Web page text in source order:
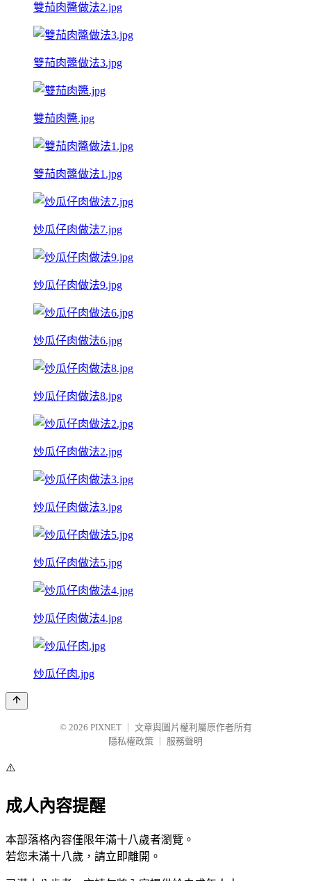
雙茄肉醬做法2.jpg
雙茄肉醬做法3.jpg
雙茄肉醬.jpg
雙茄肉醬做法1.jpg
炒瓜仔肉做法7.jpg
炒瓜仔肉做法9.jpg
炒瓜仔肉做法6.jpg
炒瓜仔肉做法8.jpg
炒瓜仔肉做法2.jpg
炒瓜仔肉做法3.jpg
炒瓜仔肉做法5.jpg
炒瓜仔肉做法4.jpg
炒瓜仔肉.jpg
© 2026 PIXNET
文章與圖片權利屬原作者所有
隱私權政策
服務聲明
⚠️
成人內容提醒
本部落格內容僅限年滿十八歲者瀏覽。
若您未滿十八歲，請立即離開。